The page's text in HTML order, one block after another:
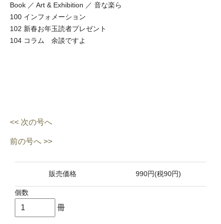
Book ／ Art & Exhibition ／ 音な楽ら
100 インフォメーション
102 新春お年玉読者プレゼント
104 コラム 余談ですよ
<< 次の号へ
前の号へ >>
販売価格 990円(税90円)
個数
冊